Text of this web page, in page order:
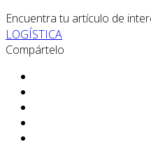
Encuentra tu artículo de
LOGÍSTICA
Compártelo